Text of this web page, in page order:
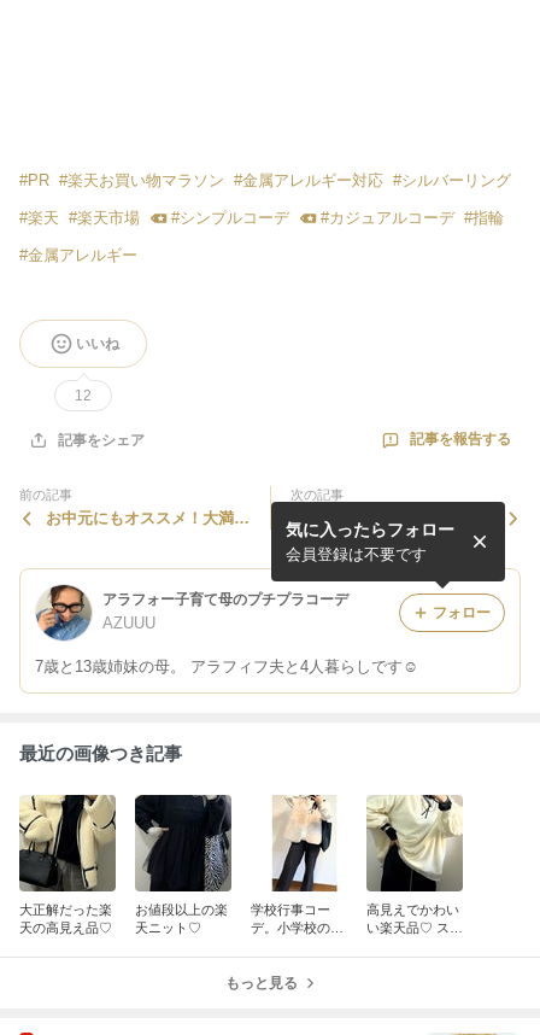
#PR #楽天お買い物マラソン #金属アレルギー対応 #シルバーリング
#楽天 #楽天市場 #シンプルコーデ #カジュアルコーデ #指輪
#金属アレルギー
いいね
12
記事をシェア 記事を報告する
前の記事
お中元にもオススメ！大満足
次の記事
まっててよかった♡UNIQLO
期間限定価格で購入したもの
アラフォー子育て母のプチプラコーデ
AZUUU
7歳と13歳姉妹の母。 アラフィフ夫と4人暮らしです☺︎
気に入ったらフォロー
会員登録は不要です
フォロー
最近の画像つき記事
大正解だった楽
天の高見え品♡
お値段以上の楽
天ニット♡
学校行事コー
デ。小学校の持
高見えでかわい
い楽天品♡ スー
もっと見る